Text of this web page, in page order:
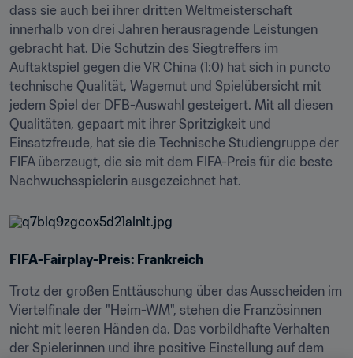
dass sie auch bei ihrer dritten Weltmeisterschaft
innerhalb von drei Jahren herausragende Leistungen
gebracht hat. Die Schützin des Siegtreffers im
Auftaktspiel gegen die VR China (1:0) hat sich in puncto
technische Qualität, Wagemut und Spielübersicht mit
jedem Spiel der DFB-Auswahl gesteigert. Mit all diesen
Qualitäten, gepaart mit ihrer Spritzigkeit und
Einsatzfreude, hat sie die Technische Studiengruppe der
FIFA überzeugt, die sie mit dem FIFA-Preis für die beste
Nachwuchsspielerin ausgezeichnet hat.
FIFA-Fairplay-Preis: Frankreich
Trotz der großen Enttäuschung über das Ausscheiden im
Viertelfinale der "Heim-WM", stehen die Französinnen
nicht mit leeren Händen da. Das vorbildhafte Verhalten
der Spielerinnen und ihre positive Einstellung auf dem